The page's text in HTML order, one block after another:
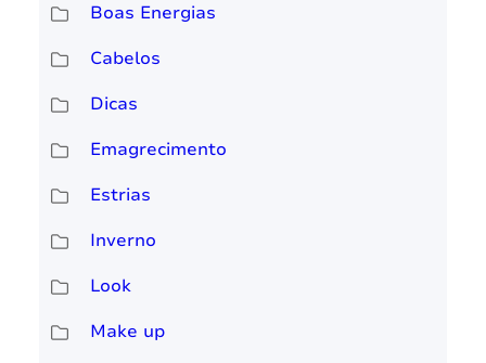
Boas Energias
Cabelos
Dicas
Emagrecimento
Estrias
Inverno
Look
Make up